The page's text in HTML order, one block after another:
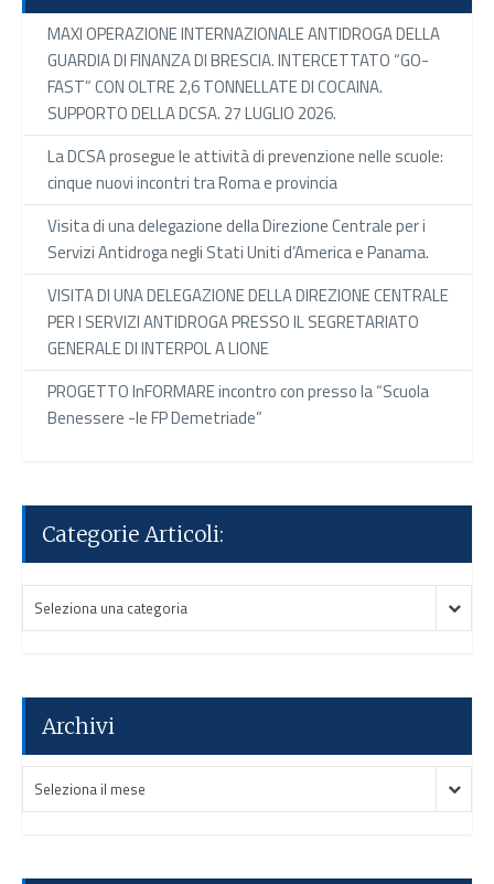
MAXI OPERAZIONE INTERNAZIONALE ANTIDROGA DELLA
GUARDIA DI FINANZA DI BRESCIA. INTERCETTATO “GO-
FAST” CON OLTRE 2,6 TONNELLATE DI COCAINA.
SUPPORTO DELLA DCSA. 27 LUGLIO 2026.
La DCSA prosegue le attività di prevenzione nelle scuole:
cinque nuovi incontri tra Roma e provincia
Visita di una delegazione della Direzione Centrale per i
Servizi Antidroga negli Stati Uniti d’America e Panama.
VISITA DI UNA DELEGAZIONE DELLA DIREZIONE CENTRALE
PER I SERVIZI ANTIDROGA PRESSO IL SEGRETARIATO
GENERALE DI INTERPOL A LIONE
PROGETTO InFORMARE incontro con presso la “Scuola
Benessere -le FP Demetriade”
Categorie Articoli:
Categorie
Seleziona una categoria
Categorie
Articoli:
Archivi
Archivi
Seleziona il mese
Archivi